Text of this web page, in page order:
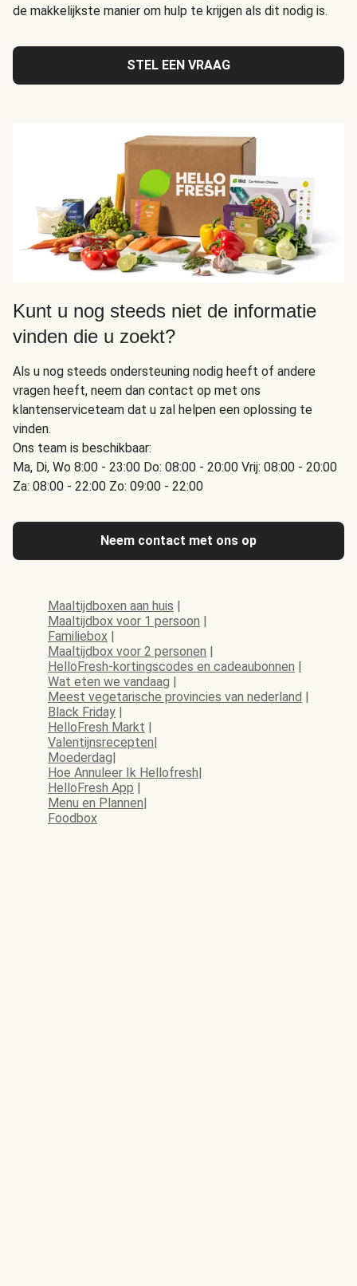
de makkelijkste manier om hulp te krijgen als dit nodig is.
STEL EEN VRAAG
Kunt u nog steeds niet de informatie
vinden die u zoekt?
Als u nog steeds ondersteuning nodig heeft of andere
vragen heeft, neem dan contact op met ons
klantenserviceteam dat u zal helpen een oplossing te
vinden.
Ons team is beschikbaar:
Ma, Di, Wo 8:00 - 23:00 Do: 08:00 - 20:00 Vrij: 08:00 - 20:00
Za: 08:00 - 22:00 Zo: 09:00 - 22:00
Neem contact met ons op
Maaltijdboxen aan huis |
Maaltijdbox voor 1 persoon |
Familiebox |
Maaltijdbox voor 2 personen |
HelloFresh-kortingscodes en cadeaubonnen |
Wat eten we vandaag |
Meest vegetarische provincies van nederland |
Black Friday |
HelloFresh Markt |
Valentijnsrecepten|
Moederdag|
Hoe Annuleer Ik Hellofresh|
HelloFresh App |
Menu en Plannen|
Foodbox